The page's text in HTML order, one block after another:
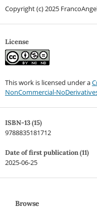
Copyright (c) 2025
License
This work is licensed under a
NonCommercial-
ISBN-13 (15)
9788835181712
Date of first publication (11)
2025-06-25
Browse